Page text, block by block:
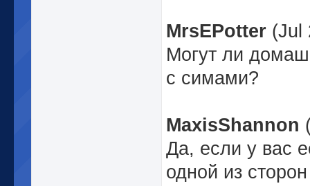
MrsEPotter (Jul
Могут ли
с симами?
MaxisShannon
Да, если у вас
одной из